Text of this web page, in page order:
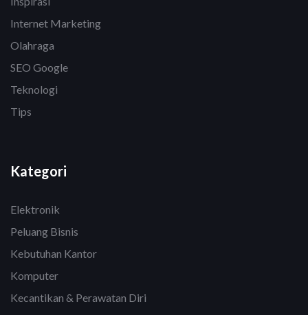
Internet Marketing
Olahraga
SEO Google
Teknologi
Tips
Kategori
Elektronik
Peluang Bisnis
Kebutuhan Kantor
Komputer
Kecantikan & Perawatan Diri